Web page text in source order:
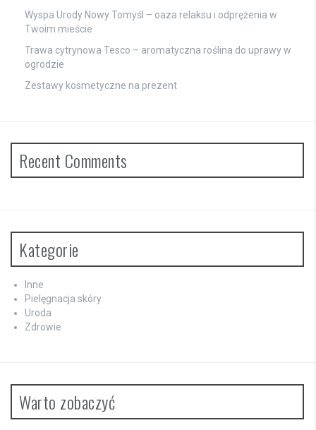
Wyspa Urody Nowy Tomyśl – oaza relaksu i odprężenia w
Twoim mieście
Trawa cytrynowa Tesco – aromatyczna roślina do uprawy w
ogrodzie
Zestawy kosmetyczne na prezent
Recent Comments
Kategorie
Inne
Pielęgnacja skóry
Uroda
Zdrowie
Warto zobaczyć